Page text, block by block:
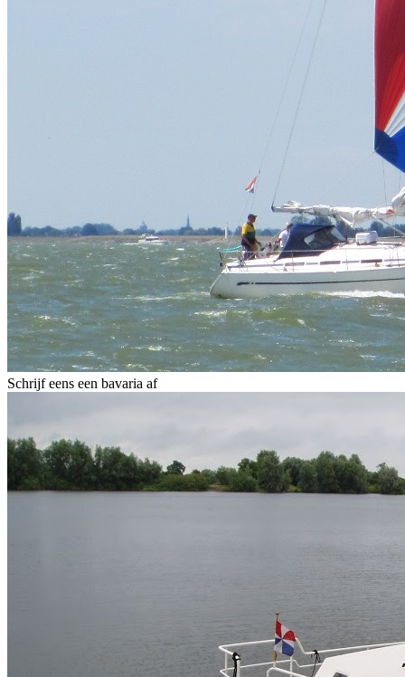
Schrijf eens een bavaria af